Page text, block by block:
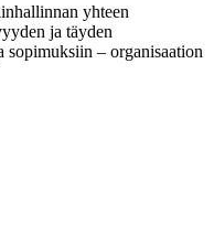
yhteen
ja täyden
– organisaation